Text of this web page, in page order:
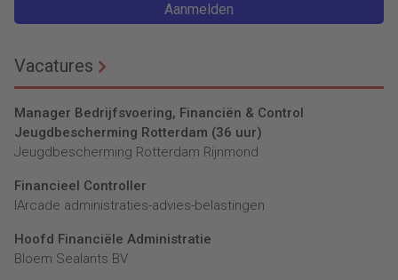
Aanmelden
Vacatures
Manager Bedrijfsvoering, Financiën & Control
Jeugdbescherming Rotterdam (36 uur)
Jeugdbescherming Rotterdam Rijnmond
Financieel Controller
lArcade administraties-advies-belastingen
Hoofd Financiële Administratie
Bloem Sealants BV